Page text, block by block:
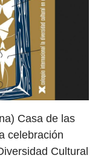
Casa de las
celebración
Cultural